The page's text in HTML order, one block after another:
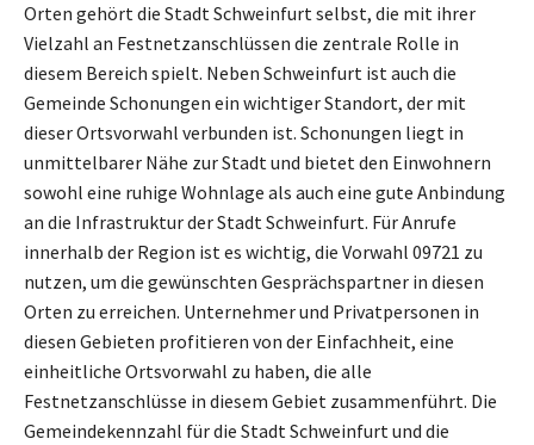
Orten gehört die Stadt Schweinfurt selbst, die mit ihrer
Vielzahl an Festnetzanschlüssen die zentrale Rolle in
diesem Bereich spielt. Neben Schweinfurt ist auch die
Gemeinde Schonungen ein wichtiger Standort, der mit
dieser Ortsvorwahl verbunden ist. Schonungen liegt in
unmittelbarer Nähe zur Stadt und bietet den Einwohnern
sowohl eine ruhige Wohnlage als auch eine gute Anbindung
an die Infrastruktur der Stadt Schweinfurt. Für Anrufe
innerhalb der Region ist es wichtig, die Vorwahl 09721 zu
nutzen, um die gewünschten Gesprächspartner in diesen
Orten zu erreichen. Unternehmer und Privatpersonen in
diesen Gebieten profitieren von der Einfachheit, eine
einheitliche Ortsvorwahl zu haben, die alle
Festnetzanschlüsse in diesem Gebiet zusammenführt. Die
Gemeindekennzahl für die Stadt Schweinfurt und die